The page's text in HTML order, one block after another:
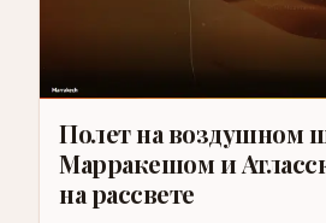
Полет на воздушном
Марракешом и
на рассвете